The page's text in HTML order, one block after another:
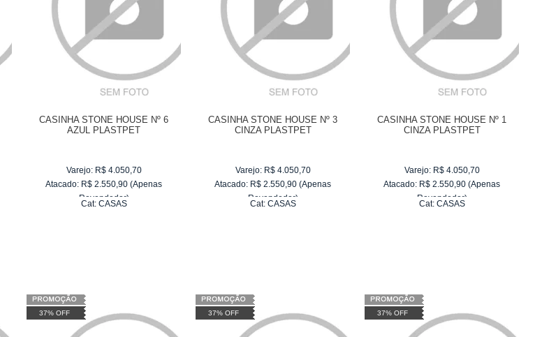
CASINHA STONE HOUSE Nº 6
AZUL PLASTPET
Varejo: R$ 4.050,70
Atacado: R$ 2.550,90 (Apenas
Revendedor)
Cat: CASAS
CASINHA STONE HOUSE Nº 3
CINZA PLASTPET
Varejo: R$ 4.050,70
Atacado: R$ 2.550,90 (Apenas
Revendedor)
Cat: CASAS
CASINHA STONE HOUSE Nº 1
CINZA PLASTPET
Varejo: R$ 4.050,70
Atacado: R$ 2.550,90 (Apenas
Revendedor)
Cat: CASAS
37% OFF 37% OFF 37% OFF